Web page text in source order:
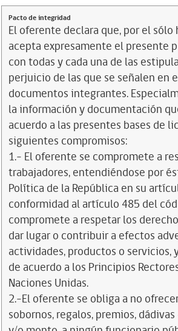
Pacto de integridad
El oferente declara que, por el
acepta expresamente el presente
con todas y cada una de las
perjuicio de las que se señalen en
documentos integrantes.
la información y documentación
acuerdo a las presentes bases de
siguientes compromisos:
1.- El oferente se compromete a
trabajadores, entendiéndose por
Política de la República en su
conformidad al artículo 485 del
compromete a respetar los
dar lugar o contribuir a efectos
actividades, productos o servicios,
de acuerdo a los Principios
Naciones Unidas.
2.-El oferente se obliga a no
sobornos, regalos, premios,